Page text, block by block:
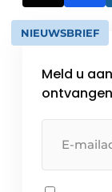
NIEUWSBRIEF
Meld u